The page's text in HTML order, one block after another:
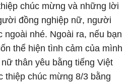
chúc mừng và những lời
đồng nghiệp nữ, người
nhé. Ngoài ra, nếu bạn
thể hiện tình cảm của mình
thân yêu bằng tiếng Việt
thiệp chúc mừng 8/3 bằng